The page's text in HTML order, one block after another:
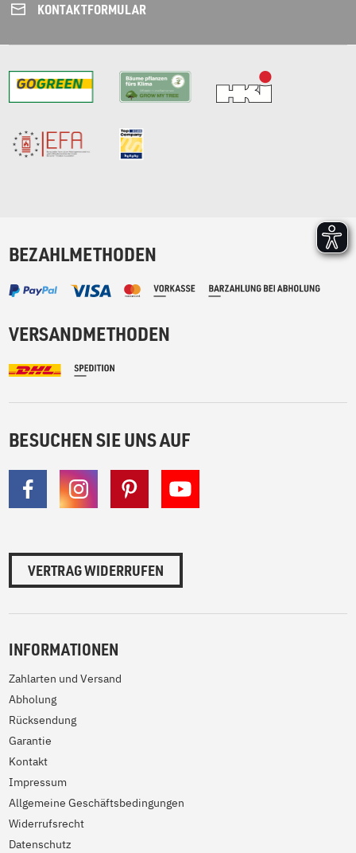
KONTAKT­FORMULAR
BEZAHLMETHODEN
VERSANDMETHODEN
BESUCHEN SIE UNS AUF
VERTRAG WIDERRUFEN
INFORMATIONEN
Zahlarten und Versand
Abholung
Rücksendung
Garantie
Kontakt
Impressum
Allgemeine Geschäftsbedingungen
Widerrufsrecht
Datenschutz